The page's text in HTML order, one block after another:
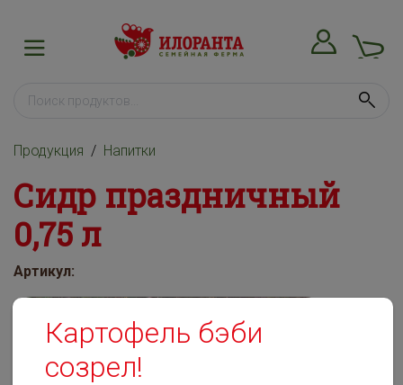
Продукция Напитки
Сидр праздничный
0,75 л
Артикул:
Картофель бэби
созрел!